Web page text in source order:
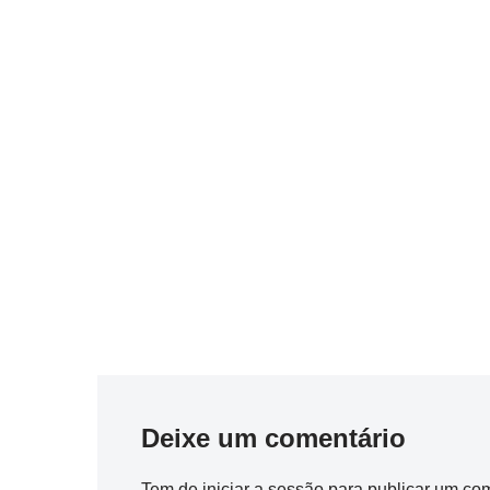
Deixe um comentário